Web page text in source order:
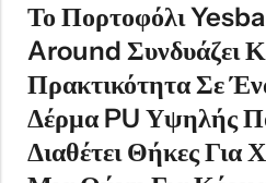
Το Πορτοφόλι
Around Συνδυάζει
Πρακτικότητα Σε
Δέρμα PU Υψηλής
Διαθέτει Θήκες Για